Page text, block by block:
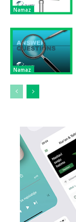
Namaz
Namaz